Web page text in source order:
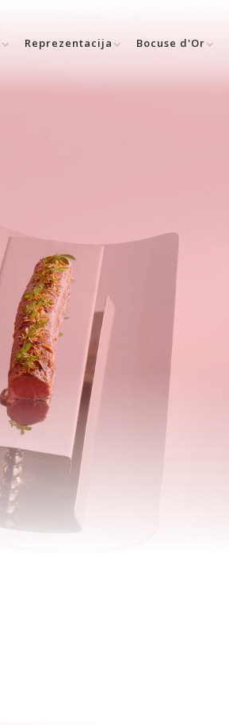
Reprezentacija Bocuse d'Or